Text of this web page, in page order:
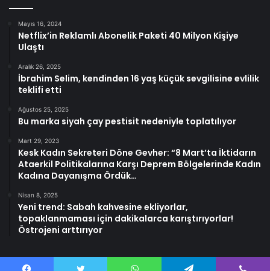
Mayıs 16, 2024
Netflix’in Reklamlı Abonelik Paketi 40 Milyon Kişiye
Ulaştı
Aralık 26, 2025
İbrahim Selim, kendinden 16 yaş küçük sevgilisine evlilik
teklifi etti
Ağustos 25, 2025
Bu marka siyah çay pestisit nedeniyle toplatılıyor
Mart 29, 2023
Kesk Kadın Sekreteri Döne Gevher: “8 Mart’ta İktidarın
Ataerkil Politikalarına Karşı Deprem Bölgelerinde Kadın
Kadına Dayanışma Ördük…
Nisan 8, 2025
Yeni trend: Sabah kahvesine ekliyorlar,
topaklanmaması için dakikalarca karıştırıyorlar!
Östrojeni arttırıyor